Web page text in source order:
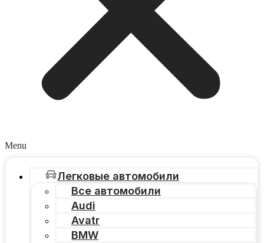
Menu
Легковые автомобили
Все автомобили
Audi
Avatr
BMW